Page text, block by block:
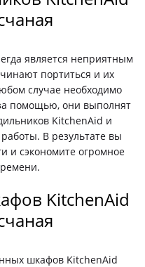
является неприятным
портиться и их
случае необходимо
помощью, они выполнят
KitchenAid и
В результате вы
и сэкономите огромное
KitchenAid
шкафов KitchenAid